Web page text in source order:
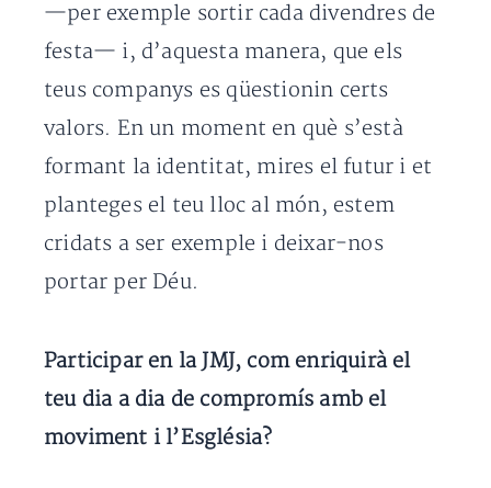
—per exemple sortir cada divendres de
festa— i, d’aquesta manera, que els
teus companys es qüestionin certs
valors. En un moment en què s’està
formant la identitat, mires el futur i et
planteges el teu lloc al món, estem
cridats a ser exemple i deixar-nos
portar per Déu.
Participar en la JMJ, com enriquirà el
teu dia a dia de compromís amb el
moviment i l’Església?